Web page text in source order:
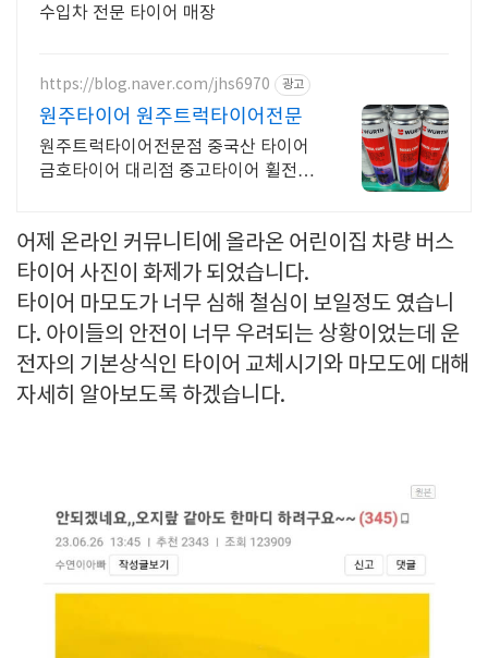
수입차 전문 타이어 매장
https://blog.naver.com/jhs6970 광고
원주타이어 원주트럭타이어전문
원주트럭타이어전문점 중국산 타이어
금호타이어 대리점 중고타이어 휠전문
어제 온라인 커뮤니티에 올라온 어린이집 차량 버스
타이어 사진이 화제가 되었습니다.
타이어 마모도가 너무 심해 철심이 보일정도 였습니
다. 아이들의 안전이 너무 우려되는 상황이었는데 운
전자의 기본상식인 타이어 교체시기와 마모도에 대해
자세히 알아보도록 하겠습니다.